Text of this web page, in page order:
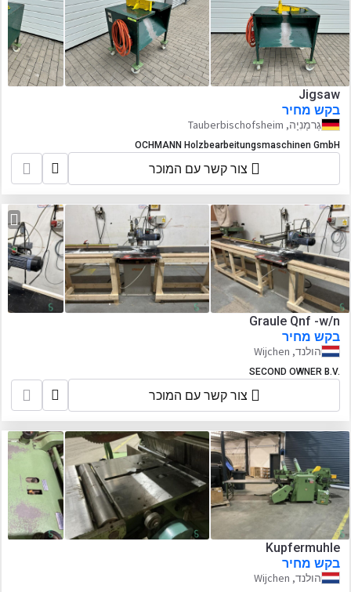
Jigsaw
בקש מחיר
גֶרמָנִיָה, Tauberbischofsheim
OCHMANN Holzbearbeitungsmaschinen GmbH
צור קשר עם המוכר
Graule Qnf -w/n
בקש מחיר
הולנד, Wijchen
SECOND OWNER B.V.
צור קשר עם המוכר
Kupfermuhle
בקש מחיר
הולנד, Wijchen